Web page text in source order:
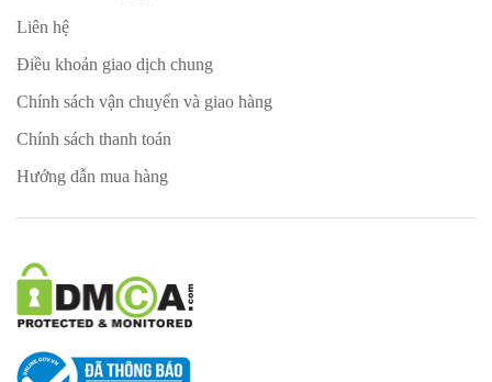
Liên hệ
Điều khoản giao dịch chung
Chính sách vận chuyển và giao hàng
Chính sách thanh toán
Hướng dẫn mua hàng